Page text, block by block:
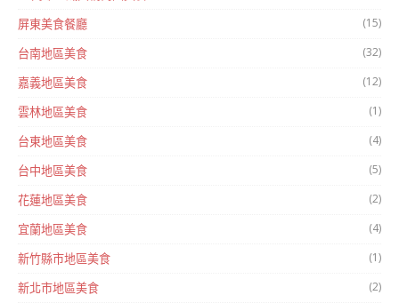
屏東美食餐廳 (15)
台南地區美食 (32)
嘉義地區美食 (12)
雲林地區美食 (1)
台東地區美食 (4)
台中地區美食 (5)
花蓮地區美食 (2)
宜蘭地區美食 (4)
新竹縣市地區美食 (1)
新北市地區美食 (2)